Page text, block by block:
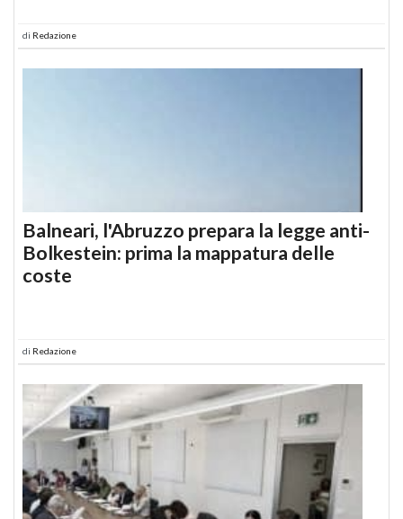
di Redazione
Balneari, l'Abruzzo prepara la legge anti-
Bolkestein: prima la mappatura delle
coste
di Redazione